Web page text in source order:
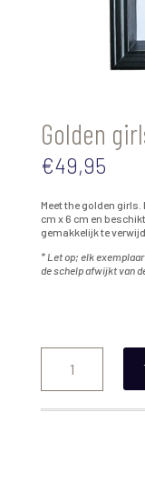
Golden
€49,95
Meet the golden
cm x 6 cm en
gemakkelijk te
* Let op; elk
de schelp afwijkt van
Golden